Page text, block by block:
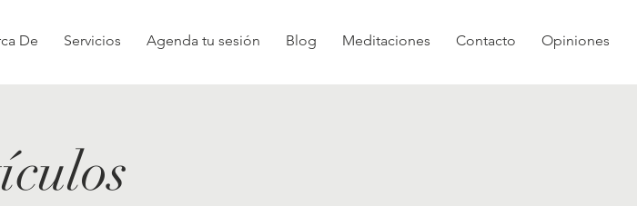
De Servicios Agenda tu sesión Blog Meditaciones Contacto Opiniones